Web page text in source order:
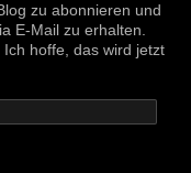
zu abonnieren und
E-Mail zu erhalten.
hoffe, das wird jetzt